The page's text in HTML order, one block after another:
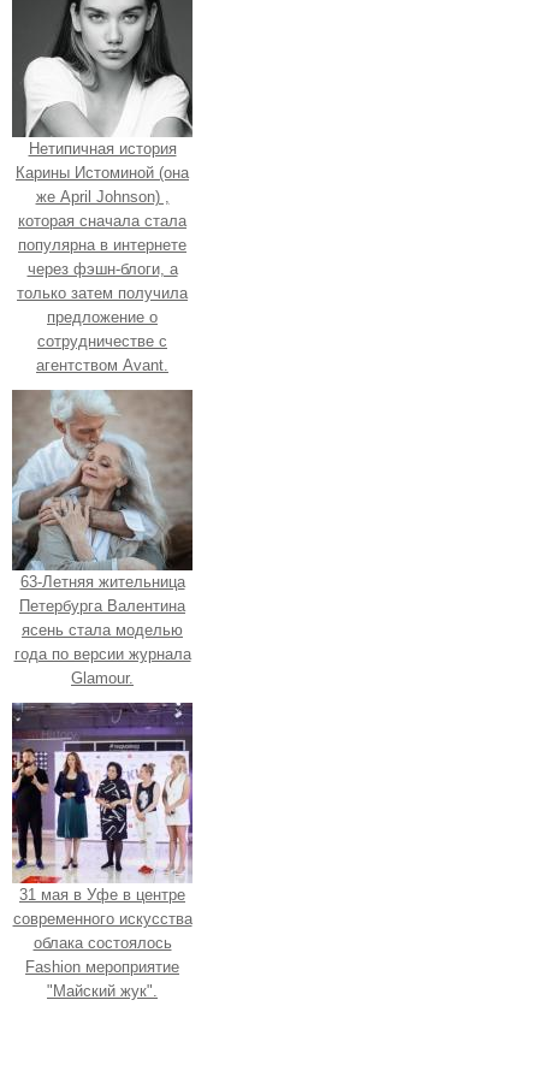
Нетипичная история
Карины Истоминой (она
же April Johnson) ,
которая сначала стала
популярна в интернете
через фэшн-блоги, а
только затем получила
предложение о
сотрудничестве с
агентством Avant.
63-Летняя жительница
Петербурга Валентина
ясень стала моделью
года по версии журнала
Glamour.
31 мая в Уфе в центре
современного искусства
облака состоялось
Fashion мероприятие
"Майский жук".